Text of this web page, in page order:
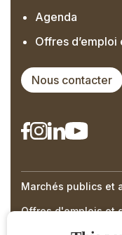
Agenda
Offres d’emploi
Nous contacter
Right
Marchés publics et
Offres d'emplois et